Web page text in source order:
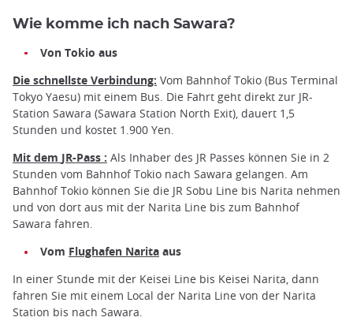
Wie komme ich nach Sawara?
Von Tokio aus
Die schnellste Verbindung: Vom Bahnhof Tokio (Bus Terminal
Tokyo Yaesu) mit einem Bus. Die Fahrt geht direkt zur JR-
Station Sawara (Sawara Station North Exit), dauert 1,5
Stunden und kostet 1.900 Yen.
Mit dem JR-Pass : Als Inhaber des JR Passes können Sie in 2
Stunden vom Bahnhof Tokio nach Sawara gelangen. Am
Bahnhof Tokio können Sie die JR Sobu Line bis Narita nehmen
und von dort aus mit der Narita Line bis zum Bahnhof
Sawara fahren.
Vom Flughafen Narita aus
In einer Stunde mit der Keisei Line bis Keisei Narita, dann
fahren Sie mit einem Local der Narita Line von der Narita
Station bis nach Sawara.